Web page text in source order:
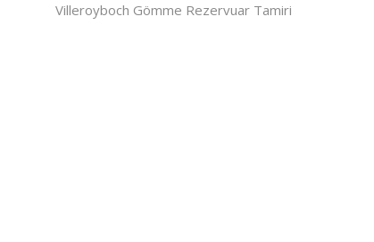
Villeroyboch Gömme Rezervuar Tamiri